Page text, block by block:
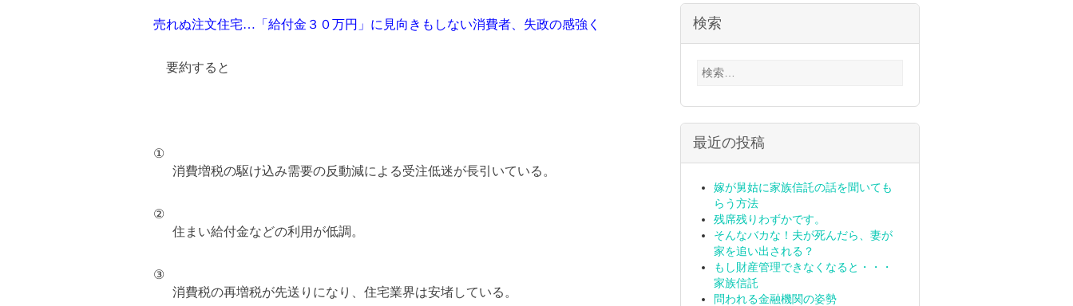
売れぬ注文住宅…「給付金３０万円」に見向きもしない消費者、失政の感強く
要約すると
①
消費増税の駆け込み需要の反動減による受注低迷が長引いている。
②
住まい給付金などの利用が低調。
③
消費税の再増税が先送りになり、住宅業界は安堵している。
検索
検
最近の投稿
嫁が舅姑に家族信託の話を聞いても
らう方法
残席残りわずかです。
そんなバカな！夫が死んだら、妻が
家を追い出される？
もし財産管理できなくなると・・・
家族信託
問われる金融機関の姿勢